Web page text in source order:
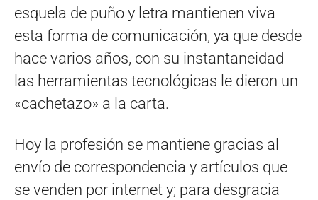
esquela de puño y letra mantienen viva
esta forma de comunicación, ya que desde
hace varios años, con su instantaneidad
las herramientas tecnológicas le dieron un
«cachetazo» a la carta.
Hoy la profesión se mantiene gracias al
envío de correspondencia y artículos que
se venden por internet y; para desgracia